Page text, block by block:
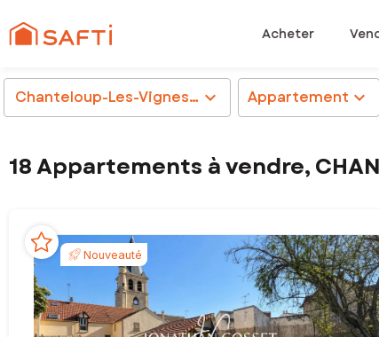
Acheter
Chanteloup-Les-Vignes (78570)
chevron_right Appartement chevron_right
18 Appartements à vendre,
Nouveauté